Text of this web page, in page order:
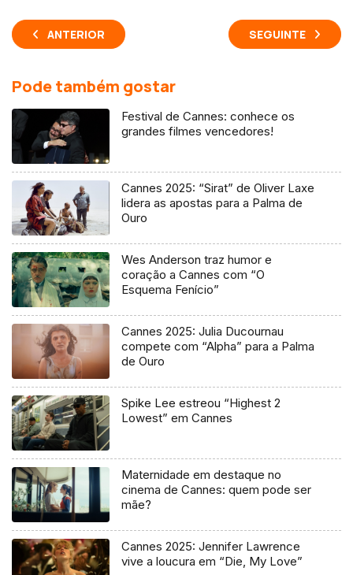
ANTERIOR SEGUINTE
Pode também gostar
Festival de Cannes: conhece os
grandes filmes vencedores!
Cannes 2025: “Sirat” de Oliver Laxe
lidera as apostas para a Palma de
Ouro
Wes Anderson traz humor e
coração a Cannes com “O
Esquema Fenício”
Cannes 2025: Julia Ducournau
compete com “Alpha” para a Palma
de Ouro
Spike Lee estreou “Highest 2
Lowest” em Cannes
Maternidade em destaque no
cinema de Cannes: quem pode ser
mãe?
Cannes 2025: Jennifer Lawrence
vive a loucura em “Die, My Love”